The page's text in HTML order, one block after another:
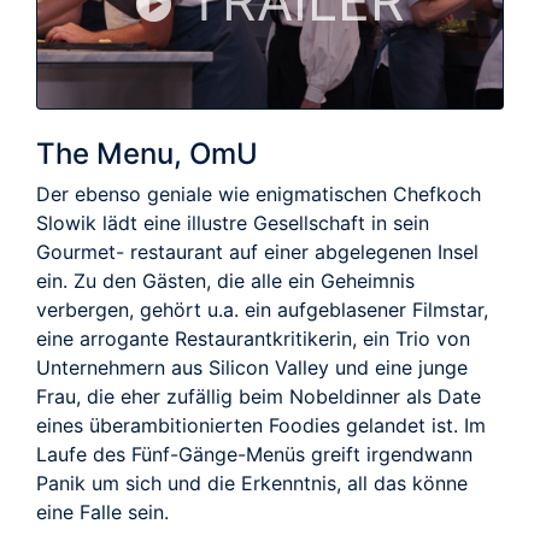
The Menu, OmU
Der ebenso geniale wie enigmatischen Chefkoch
Slowik lädt eine illustre Gesellschaft in sein
Gourmet- restaurant auf einer abgelegenen Insel
ein. Zu den Gästen, die alle ein Geheimnis
verbergen, gehört u.a. ein aufgeblasener Filmstar,
eine arrogante Restaurantkritikerin, ein Trio von
Unternehmern aus Silicon Valley und eine junge
Frau, die eher zufällig beim Nobeldinner als Date
eines überambitionierten Foodies gelandet ist. Im
Laufe des Fünf-Gänge-Menüs greift irgendwann
Panik um sich und die Erkenntnis, all das könne
eine Falle sein.